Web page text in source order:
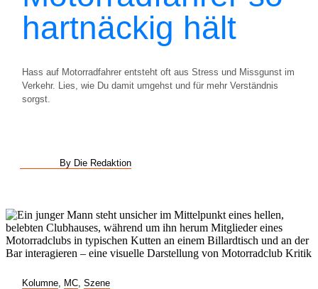
hartnäckig hält
Hass auf Motorradfahrer entsteht oft aus Stress und Missgunst im
Verkehr. Lies, wie Du damit umgehst und für mehr Verständnis
sorgst.
By Die Redaktion
Kolumne MC Szene